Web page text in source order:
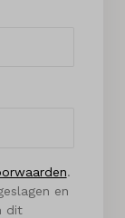
.
en
dit